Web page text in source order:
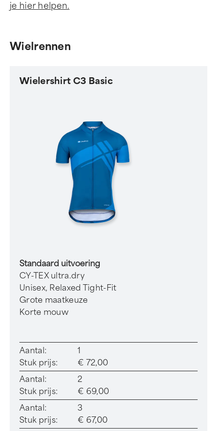
je hier helpen.
Wielrennen
Wielershirt C3 Basic
Standaard uitvoering
CY-TEX ultra.dry
Unisex, Relaxed Tight-Fit
Grote maatkeuze
Korte mouw
Aantal:
1
Stuk prijs:
€ 72,00
Aantal:
2
Stuk prijs:
€ 69,00
Aantal:
3
Stuk prijs:
€ 67,00